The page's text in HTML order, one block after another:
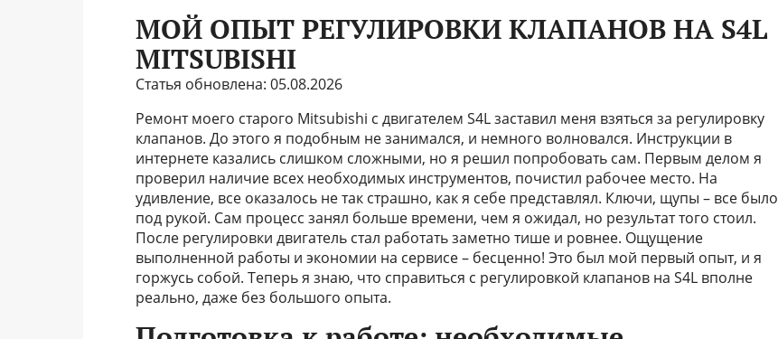
МОЙ ОПЫТ РЕГУЛИРОВКИ КЛАПАНОВ НА S4L
MITSUBISHI
Статья обновлена: 05.08.2026
Ремонт моего старого Mitsubishi с двигателем S4L заставил меня взяться за регулировку
клапанов. До этого я подобным не занимался, и немного волновался. Инструкции в
интернете казались слишком сложными, но я решил попробовать сам. Первым делом я
проверил наличие всех необходимых инструментов, почистил рабочее место. На
удивление, все оказалось не так страшно, как я себе представлял. Ключи, щупы – все было
под рукой. Сам процесс занял больше времени, чем я ожидал, но результат того стоил.
После регулировки двигатель стал работать заметно тише и ровнее. Ощущение
выполненной работы и экономии на сервисе – бесценно! Это был мой первый опыт, и я
горжусь собой. Теперь я знаю, что справиться с регулировкой клапанов на S4L вполне
реально, даже без большого опыта.